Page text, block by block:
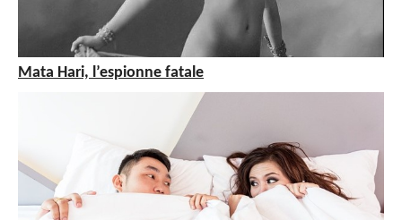
Mata Hari, l’espionne fatale